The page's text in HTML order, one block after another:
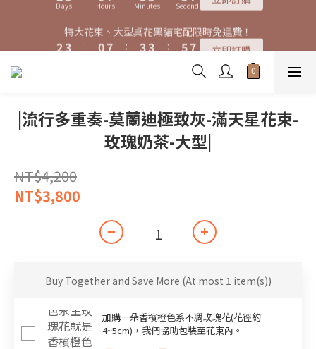
特大花束、大型桌花黑貓宅配限時免運費！
3
1
4
3
2
Days
:
1
0
8
7
6
1
0
Hours
:
4
3
2
4
3
2
Minutes
:
6
5
4
0
6
5
4
3
2
0
Seconds 立即訂購
特大花束、大型桌花黑貓宅配限時免運費！
3
1
4
3
2
Days
:
1
0
8
7
6
1
0
Hours
:
4
3
2
4
3
2
Minutes
:
6
5
4
0
6
5
4
3
2
0
Seconds 立即訂購
購買特大花束、大型桌花免費贈送白滿天星卡片一份
4
0
6
5
1
0
3
29
5
4
3
6
5
1
0
6
5
1
0
8
7
3
2
1
8
7
6
5
3
2
1
立即訂購
特大花束、大型桌花黑貓宅配限時免運費！
7
3
2
9
8
4
0
:
8
6
5
1
0
8
7
6
1
0
Hours
:
9
8
4
3
2
9
8
4
3
2
Minutes
:
6
5
4
9
6
5
4
Seconds
|流行多重奏-莫蘭迪極致灰-滿天星花束-
玫瑰奶茶-大型|
NT$4,200
NT$3,800
Buy Together and Save More (At most 1 item(s))
加購一朵香檳橙色系不凋玫瑰花(花徑約
4~5cm)，我們協助包裝至花束內。